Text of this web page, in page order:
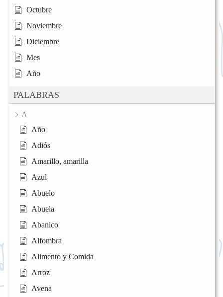
Octubre
Noviembre
Diciembre
Mes
Año
PALABRAS
A
Año
Adiós
Amarillo, amarilla
Azul
Abuelo
Abuela
Abanico
Alfombra
Alimento y Comida
Arroz
Avena